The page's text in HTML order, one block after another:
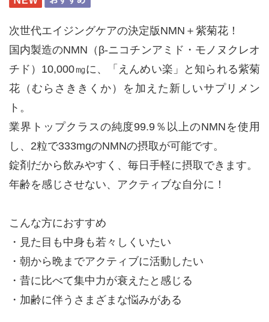
次世代エイジングケアの決定版NMN＋紫菊花！
国内製造のNMN（β-ニコチンアミド・モノヌクレオ
チド）10,000㎎に、「えんめい楽」と知られる紫菊
花（むらさききくか）を加えた新しいサプリメン
ト。
業界トップクラスの純度99.9％以上のNMNを使用
し、2粒で333mgのNMNの摂取が可能です。
錠剤だから飲みやすく、毎日手軽に摂取できます。
年齢を感じさせない、アクティブな自分に！
こんな方におすすめ
・見た目も中身も若々しくいたい
・朝から晩までアクティブに活動したい
・昔に比べて集中力が衰えたと感じる
・加齢に伴うさまざまな悩みがある